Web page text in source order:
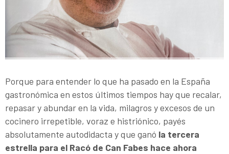
Porque para entender lo que ha pasado en la España
gastronómica en estos últimos tiempos hay que recalar,
repasar y abundar en la vida, milagros y excesos de un
cocinero irrepetible, voraz e histriónico, payés
absolutamente autodidacta y que ganó la tercera
estrella para el Racó de Can Fabes hace ahora